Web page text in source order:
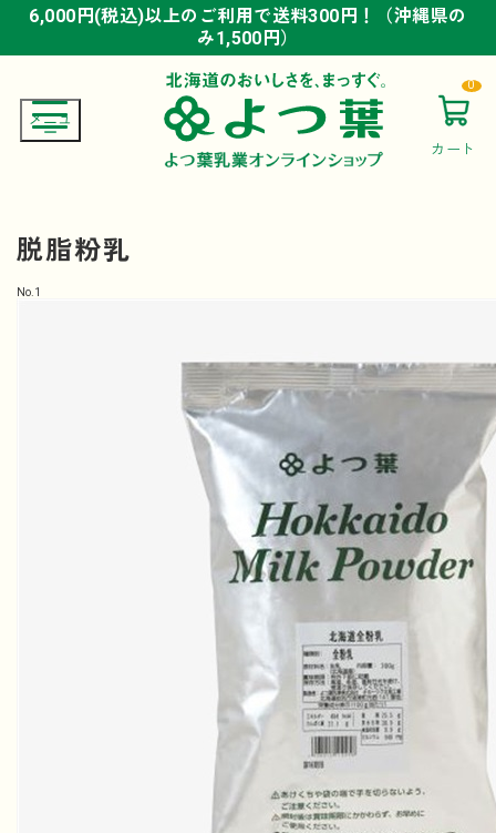
6,000円(税込)以上のご利用で送料300円！（沖縄県の
み1,500円）
6,000円(税込)以上のご利用で送料300円！（沖縄県の
み1,500円）
6,000円(税込)以上のご利用で送料300円！（沖縄県の
み1,500円）
カート
0
脱脂粉乳
No. 1